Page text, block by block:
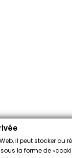
il peut stocker ou
la forme de